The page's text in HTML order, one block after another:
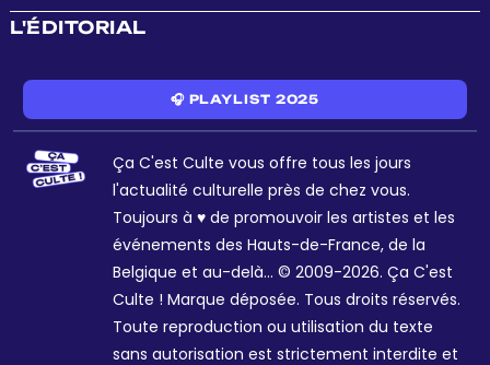
L'ÉDITORIAL
🎧 PLAYLIST 2025
Ça C'est Culte vous offre tous les jours
l'actualité culturelle près de chez vous.
Toujours à ♥ de promouvoir les artistes et les
événements des Hauts-de-France, de la
Belgique et au-delà... © 2009-2026. Ça C'est
Culte ! Marque déposée. Tous droits réservés.
Toute reproduction ou utilisation du texte
sans autorisation est strictement interdite et